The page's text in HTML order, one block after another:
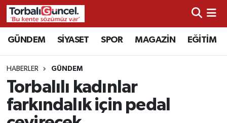
GÜNDEM SİYASET SPOR MAGAZİN EĞİTİM
HABERLER GÜNDEM
Torbalılı kadınlar
farkındalık için pedal
İzmir Nöbetçi Eczaneler
İzmir Hava Durumu
İzmir Namaz Vakitleri
İzmir Trafik Yoğunluk Haritası